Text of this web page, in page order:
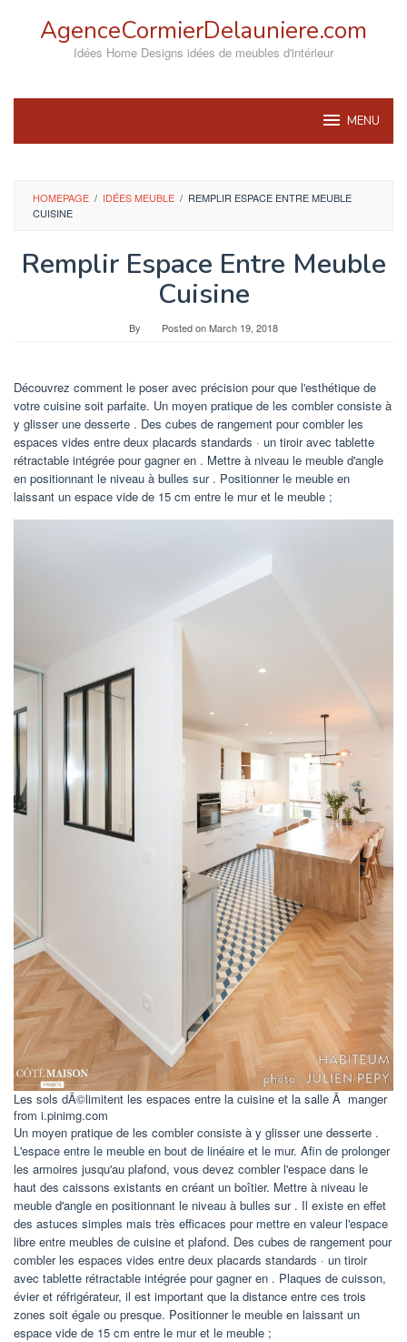
AgenceCormierDelauniere.com
Idées Home Designs idées de meubles d'intérieur
MENU
HOMEPAGE / IDÉES MEUBLE / REMPLIR ESPACE ENTRE MEUBLE
CUISINE
Remplir Espace Entre Meuble
Cuisine
By Posted onMarch 19, 2018
Découvrez comment le poser avec précision pour que l'esthétique de
votre cuisine soit parfaite. Un moyen pratique de les combler consiste à
y glisser une desserte . Des cubes de rangement pour combler les
espaces vides entre deux placards standards · un tiroir avec tablette
rétractable intégrée pour gagner en . Mettre à niveau le meuble d'angle
en positionnant le niveau à bulles sur . Positionner le meuble en
laissant un espace vide de 15 cm entre le mur et le meuble ;
Les sols dÃ©limitent les espaces entre la cuisine et la salle Ã manger
from i.pinimg.com
Un moyen pratique de les combler consiste à y glisser une desserte .
L'espace entre le meuble en bout de linéaire et le mur. Afin de prolonger
les armoires jusqu'au plafond, vous devez combler l'espace dans le
haut des caissons existants en créant un boîtier. Mettre à niveau le
meuble d'angle en positionnant le niveau à bulles sur . Il existe en effet
des astuces simples mais très efficaces pour mettre en valeur l'espace
libre entre meubles de cuisine et plafond. Des cubes de rangement pour
combler les espaces vides entre deux placards standards · un tiroir
avec tablette rétractable intégrée pour gagner en . Plaques de cuisson,
évier et réfrigérateur, il est important que la distance entre ces trois
zones soit égale ou presque. Positionner le meuble en laissant un
espace vide de 15 cm entre le mur et le meuble ;